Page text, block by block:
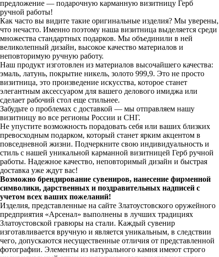
предложение — подарочную карманную визитницу Герб
ручной работы!
Как часто вы видите такие оригинальные изделия? Мы уверены,
что нечасто. Именно поэтому наша визитница выделяется среди
множества стандартных подарков. Мы объединили в ней
великолепный дизайн, высокое качество материалов и
неповторимую ручную работу.
Наш продукт изготовлен из материалов высочайшего качества:
эмаль, латунь, покрытие никель, золото 999,9. Это не просто
визитница, это произведение искусства, которое станет
элегантным аксессуаром для вашего делового имиджа или
сделает рабочий стол еще стильнее.
Забудьте о проблемах с доставкой — мы отправляем нашу
визитницу во все регионы России и СНГ.
Не упустите возможность порадовать себя или ваших близких
превосходным подарком, который станет ярким акцентом в
повседневной жизни. Подчеркните свою индивидуальность и
стиль с нашей уникальной карманной визитницей Герб ручной
работы. Надежное качество, неповторимый дизайн и быстрая
доставка уже ждут вас!
Возможно брендирование сувениров, нанесение фирменной
символики, дарственных и поздравительных надписей с
учетом всех ваших пожеланий!
Изделия, представленные на сайте Златоустовского оружейного
предприятия «Арсенал» выполнены в лучших традициях
Златоустовской гравюры на стали. Каждый сувенир
изготавливается вручную и является уникальным, в следствии
чего, допускаются несущественные отличия от представленной
фотографии. Элементы из натурального камня имеют строго